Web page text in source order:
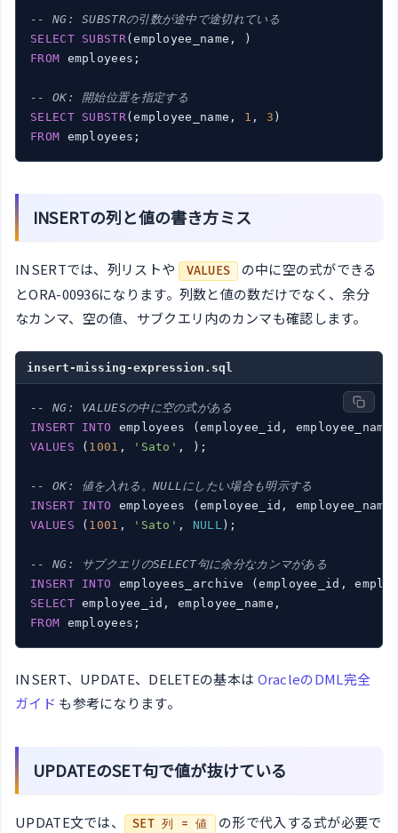
-- NG: SUBSTRの引数が途中で途切れている
SELECT
SUBSTR
FROM employees;
-- OK: 開始位置を指定する
SELECT
SUBSTR(employee_name, 1 , 3
FROM employees;
INSERTの列と値の書き方ミス
INSERTでは、列リストや VALUES
の中に空の式ができる
とORA-00936になります。列数と値の数だけでなく、余分
なカンマ、空の値、サブクエリ内のカンマも確認します。
insert-missing-expression.sql
-- NG: VALUESの中に空の式がある
INSERT
INTO
VALUES ( 1001 , 'Sato' , );
-- OK: 値を入れる。NULLにしたい場合も明示する
INSERT
INTO
VALUES ( 1001 , 'Sato' , NULL);
-- NG: サブクエリのSELECT句に余分なカンマがある
INSERT
INTO
SELECT
FROM employees;
INSERT、UPDATE、DELETEの基本は OracleのDML完全
ガイド も参考になります。
UPDATEのSET句で値が抜けている
UPDATE文では、 SET 列 = 値
の形で代入する式が必要で